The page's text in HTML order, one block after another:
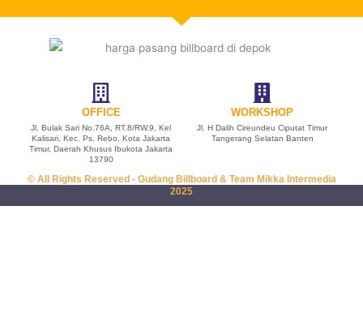
OFFICE
Jl. Bulak Sari No.76A, RT.8/RW.9, Kel
Kalisari, Kec. Ps. Rebo, Kota Jakarta
Timur, Daerah Khusus Ibukota Jakarta
13790
WORKSHOP
Jl. H Dalih Cireundeu Ciputat Timur
Tangerang Selatan Banten
© All Rights Reserved - Gudang Billboard & Team Mikka Intermedia
2025